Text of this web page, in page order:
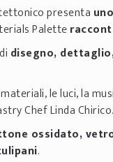
presenta
Palette
disegno,
le luci, la
Chef Linda Chirico.
ossidato,
.